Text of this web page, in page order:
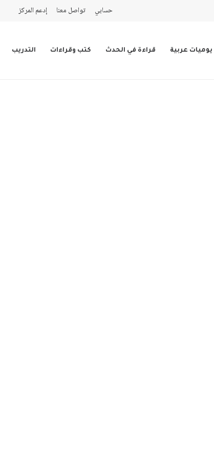
حسابي تواصل معنا إدعم المركز
يوميات عربية قراءة في الحدث كتب وقراءات التدريب